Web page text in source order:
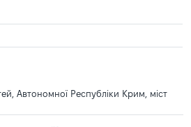
Автономної Республіки Крим, міст